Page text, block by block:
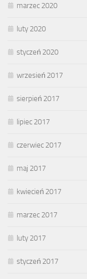
marzec 2020
luty 2020
styczeń 2020
wrzesień 2017
sierpień 2017
lipiec 2017
czerwiec 2017
maj 2017
kwiecień 2017
marzec 2017
luty 2017
styczeń 2017